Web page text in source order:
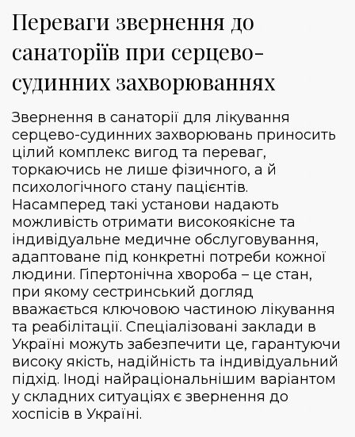
Переваги звернення до
санаторіїв при серцево-
судинних захворюваннях
Звернення в санаторії для лікування
серцево-судинних захворювань приносить
цілий комплекс вигод та переваг,
торкаючись не лише фізичного, а й
психологічного стану пацієнтів.
Насамперед такі установи надають
можливість отримати високоякісне та
індивідуальне медичне обслуговування,
адаптоване під конкретні потреби кожної
людини. Гіпертонічна хвороба – це стан,
при якому сестринський догляд
вважається ключовою частиною лікування
та реабілітації. Спеціалізовані заклади в
Україні можуть забезпечити це, гарантуючи
високу якість, надійність та індивідуальний
підхід. Іноді найраціональнішим варіантом
у складних ситуаціях є звернення до
хоспісів в Україні.